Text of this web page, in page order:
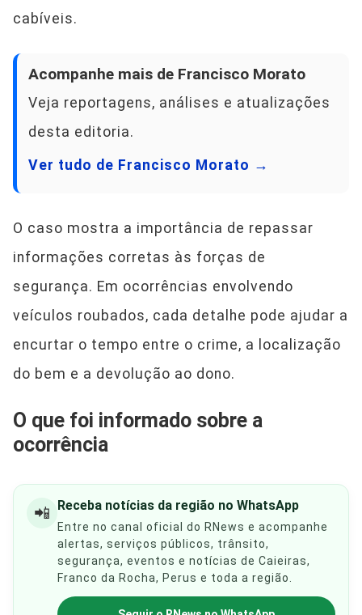
cabíveis.
Acompanhe mais de Francisco Morato
Veja reportagens, análises e atualizações
desta editoria.
Ver tudo de Francisco Morato →
O caso mostra a importância de repassar
informações corretas às forças de
segurança. Em ocorrências envolvendo
veículos roubados, cada detalhe pode ajudar a
encurtar o tempo entre o crime, a localização
do bem e a devolução ao dono.
O que foi informado sobre a
ocorrência
📲 Receba notícias da região no WhatsApp
Entre no canal oficial do RNews e acompanhe
alertas, serviços públicos, trânsito,
segurança, eventos e notícias de Caieiras,
Franco da Rocha, Perus e toda a região.